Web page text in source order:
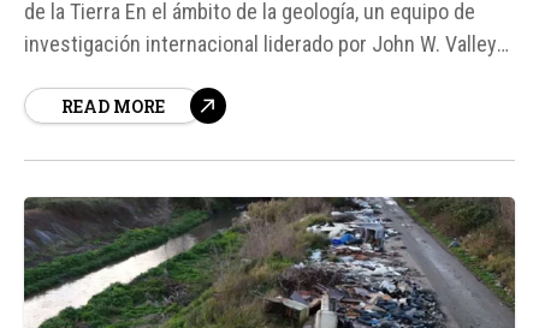
de la Tierra En el ámbito de la geología, un equipo de
investigación internacional liderado por John W. Valley
hallazgo significativo en Australia Occidental. Según
READ MORE